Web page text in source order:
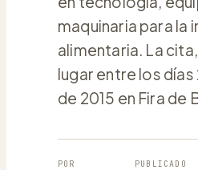
maquinaria para la
alimentaria. La
lugar entre los días
de 2015 en Fira de
POR PUBLICADO